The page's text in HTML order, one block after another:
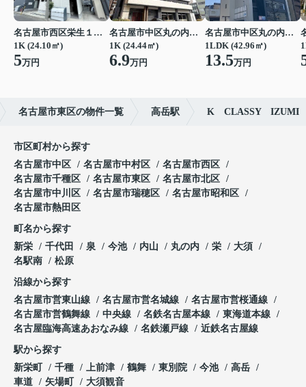
名古屋市西区栄生１丁目
1K (24.10㎡)
5万円
名古屋市中区丸の内２丁目
1K (24.44㎡)
6.9万円
名古屋市中区丸の内２丁目
1LDK (42.96㎡)
13.5万円
名古屋市東区の物件一覧 高岳駅 K CLASSY IZUMI
市区町村から探す
名古屋市中区
名古屋市中村区
名古屋市西区
名古屋市千種区
名古屋市東区
名古屋市北区
名古屋市中川区
名古屋市瑞穂区
名古屋市昭和区
名古屋市熱田区
町名から探す
新栄
千代田 泉 今池 内山 丸の内 栄
大須
名駅南
松原
沿線から探す
名古屋市営東山線
名古屋市営名城線
名古屋市営桜通線
名古屋市営鶴舞線
中央線 名鉄名古屋本線
東海道本線
名古屋臨海高速あおなみ線
名鉄瀬戸線 近鉄名古屋線
駅から探す
新栄町
千種 上前津 鶴舞 東別院 今池
高岳
車道
矢場町 大須観音